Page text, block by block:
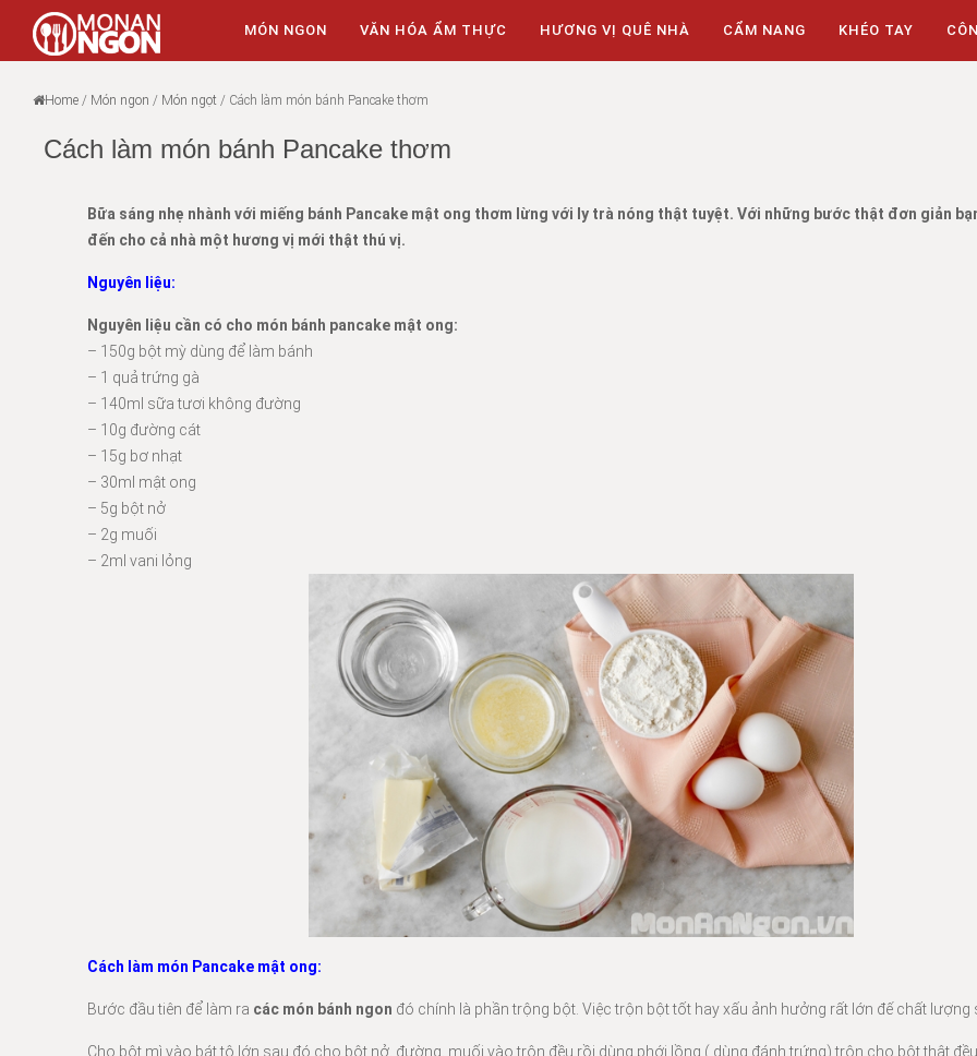
MÓN NGON VĂN HÓA ẨM THỰC HƯƠNG VỊ QUÊ NHÀ CẨM NANG KHÉO TAY
Home / Món ngon / Món ngọt / Cách làm món bánh Pancake thơm
Cách làm món bánh Pancake thơm
Bữa sáng nhẹ nhành với miếng bánh Pancake mật ong thơm lừng với ly trà nóng thật tuyệt. Với những bước thật đơn giản
đến cho cả nhà một hương vị mới thật thú vị.
Nguyên liệu:
Nguyên liệu cần có cho món bánh pancake mật ong:
– 150g bột mỳ dùng để làm bánh
– 1 quả trứng gà
– 140ml sữa tươi không đường
– 10g đường cát
– 15g bơ nhạt
– 30ml mật ong
– 5g bột nở
– 2g muối
– 2ml vani lỏng
Cách làm món Pancake mật ong:
Bước đầu tiên để làm ra các món bánh ngon đó chính là phần trộng bột. Việc trộn bột tốt hay xấu ảnh hưởng rất lớn đế chất lượng
Cho bột mì vào bát tô lớn sau đó cho bột nở, đường, muối vào trộn đều rồi dùng phới lồng ( dùng đánh trứng) trộn cho bột thật